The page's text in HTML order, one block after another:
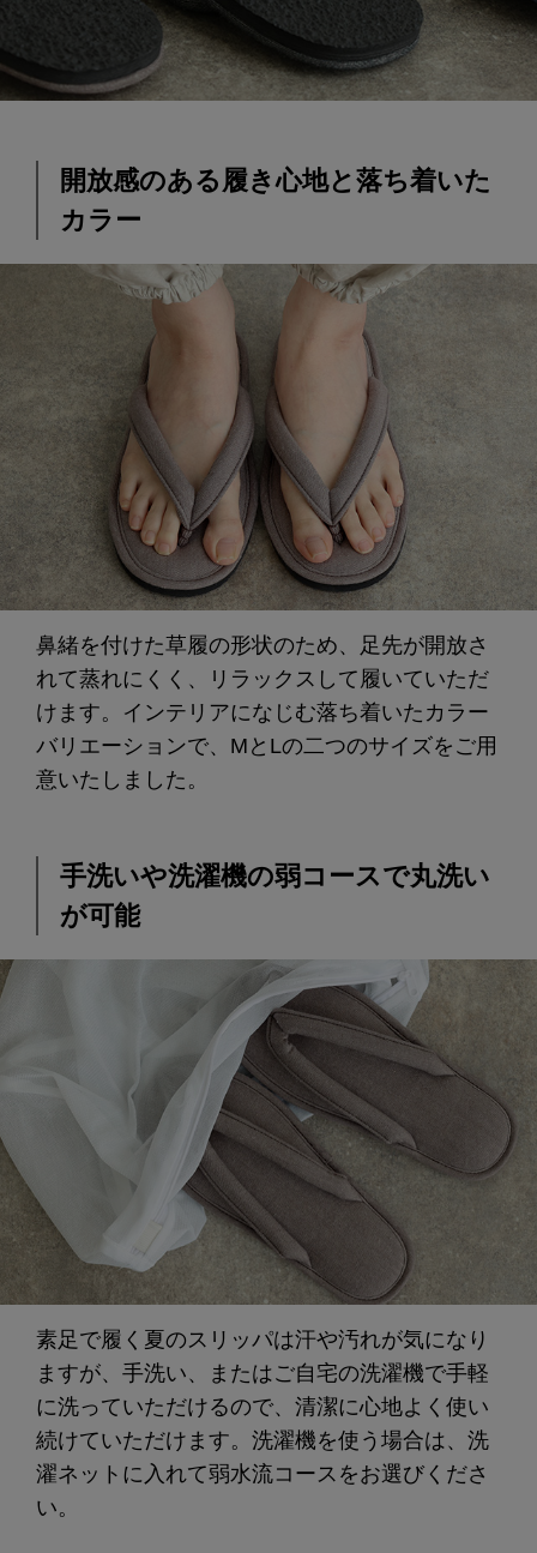
開放感のある履き心地と落ち着いた
カラー
鼻緒を付けた草履の形状のため、足先が開放さ
れて蒸れにくく、リラックスして履いていただ
けます。インテリアになじむ落ち着いたカラー
バリエーションで、MとLの二つのサイズをご用
意いたしました。
手洗いや洗濯機の弱コースで丸洗い
が可能
素足で履く夏のスリッパは汗や汚れが気になり
ますが、手洗い、またはご自宅の洗濯機で手軽
に洗っていただけるので、清潔に心地よく使い
続けていただけます。洗濯機を使う場合は、洗
濯ネットに入れて弱水流コースをお選びくださ
い。